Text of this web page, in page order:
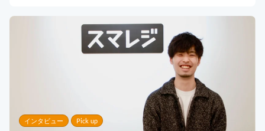
既存営業 AI BPO
カスタマーサポート代行
多言語カスタマーサポート対応
Zendesk導入支援
顧客満足度を上げる具体例10選！成功企業の事
例とともに解説
カスタマーサクセス 顧客満足度
インタビュー Pick up